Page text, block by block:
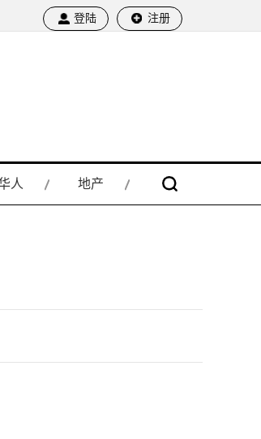
登陆 注册
人 地产